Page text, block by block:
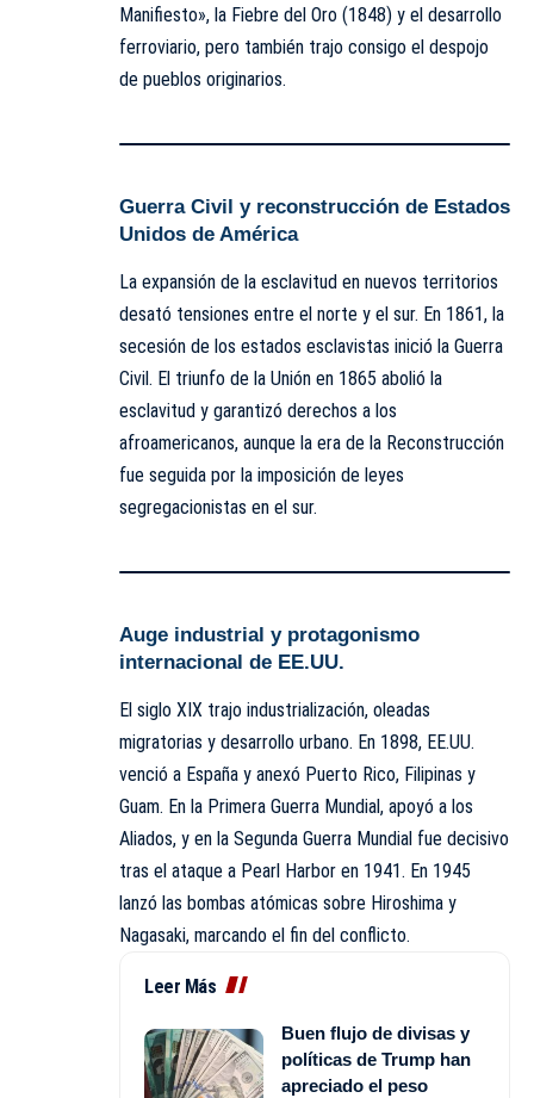
Manifiesto», la Fiebre del Oro (1848) y el desarrollo
ferroviario, pero también trajo consigo el despojo
de pueblos originarios.
Guerra Civil y reconstrucción de Estados
Unidos de América
La expansión de la esclavitud en nuevos territorios
desató tensiones entre el norte y el sur. En 1861, la
secesión de los estados esclavistas inició la Guerra
Civil. El triunfo de la Unión en 1865 abolió la
esclavitud y garantizó derechos a los
afroamericanos, aunque la era de la Reconstrucción
fue seguida por la imposición de leyes
segregacionistas en el sur.
Auge industrial y protagonismo
internacional de EE.UU.
El siglo XIX trajo industrialización, oleadas
migratorias y desarrollo urbano. En 1898, EE.UU.
venció a España y anexó Puerto Rico, Filipinas y
Guam. En la Primera Guerra Mundial, apoyó a los
Aliados, y en la Segunda Guerra Mundial fue decisivo
tras el ataque a Pearl Harbor en 1941. En 1945
lanzó las bombas atómicas sobre Hiroshima y
Nagasaki, marcando el fin del conflicto.
Leer Más
Buen flujo de divisas y
políticas de Trump han
apreciado el peso